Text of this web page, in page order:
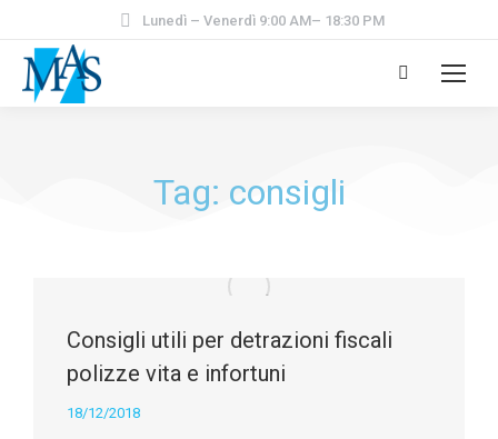
Lunedì – Venerdì 9:00 AM– 18:30 PM
Tag: consigli
Consigli utili per detrazioni fiscali
polizze vita e infortuni
18/12/2018